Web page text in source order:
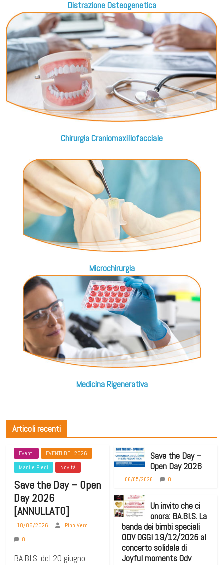
Distrazione Osteogenetica
Chirurgia Craniomaxillofacciale
Microchirurgia
Medicina Rigenerativa
Articoli recenti
Eventi
EVENTI DEL 2026
Mani e Piedi
Novità
Save the Day – Open
Day 2026
[ANNULLATO]
10/06/2026
Pino Vero
0
BA.BI.S. del 20 giugno
Save the Day –
Open Day 2026
06/05/2026 0
Un invito che ci
onora: BA.BI.S. La
banda dei bimbi speciali
ODV OGGI 19/12/2025 al
concerto solidale di
Joyful moments Odv